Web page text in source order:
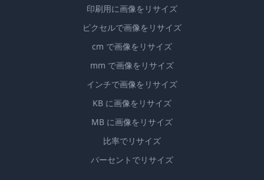
印刷用に画像をリサイズ
ピクセルで画像をリサイズ
cm で画像をリサイズ
mm で画像をリサイズ
インチで画像をリサイズ
KB に画像をリサイズ
MB に画像をリサイズ
比率でリサイズ
パーセントでリサイズ